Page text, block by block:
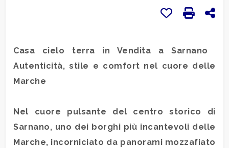
Stampa:
Preferiti: Cod.
Casa cielo terra in Vendita aSarnano
Autenticità, stile e comfort nel cuore delle
Marche
Nel cuore pulsante del centro storico di
Sarnano, uno dei borghi più incantevoli delle
Marche, incorniciato da panorami mozzafiato
Terreni
Prezzo